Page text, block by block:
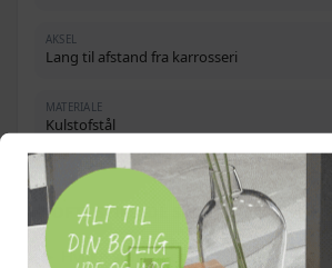
AKSEL
Lang til afstand fra karrosseri
MATERIALE
Kulstofstål
OFTE STILLEDE SPØRGSMÅL
Hvilke størrelser passer værktøjet til?